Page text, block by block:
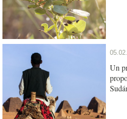
Un